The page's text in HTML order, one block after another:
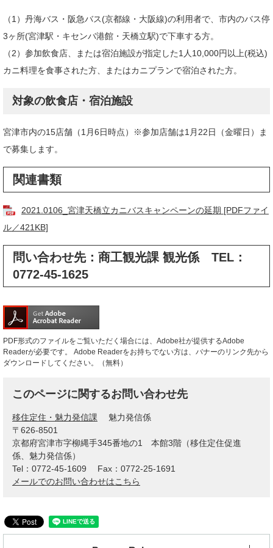
（1）丹海バス・阪急バス(京都線・大阪線)の利用者で、市内のバス停
3ヶ所(宮津駅・キセンバ港館・天橋立駅)で下車する方。
（2）参加飲食店、または宿泊施設が指定した1人10,000円以上(税込)
カニ料理を食事された方、またはカニプランで宿泊された方。
対象の飲食店・宿泊施設
宮津市内の15店舗（1月6日時点）※参加店舗は1月22日（金曜日）ま
で募集します。
関連書類
2021.0106_宮津天橋立カニバスキャンペーンの延期 [PDFファイ
ル／421KB]
問い合わせ先：商工観光課 観光係 TEL：
0772-45-1625
PDF形式のファイルをご覧いただく場合には、Adobe社が提供するAdobe
Readerが必要です。
Adobe Readerをお持ちでない方は、バナーのリンク先から
ダウンロードしてください。（無料）
このページに関するお問い合わせ先
移住定住・魅力発信課
魅力発信係
〒626-8501
京都府宮津市字柳縄手345番地の1 本館3階（移住定住促進
係、魅力発信係）
Tel：0772-45-1609
Fax：0772-25-1691
メールでのお問い合わせはこちら